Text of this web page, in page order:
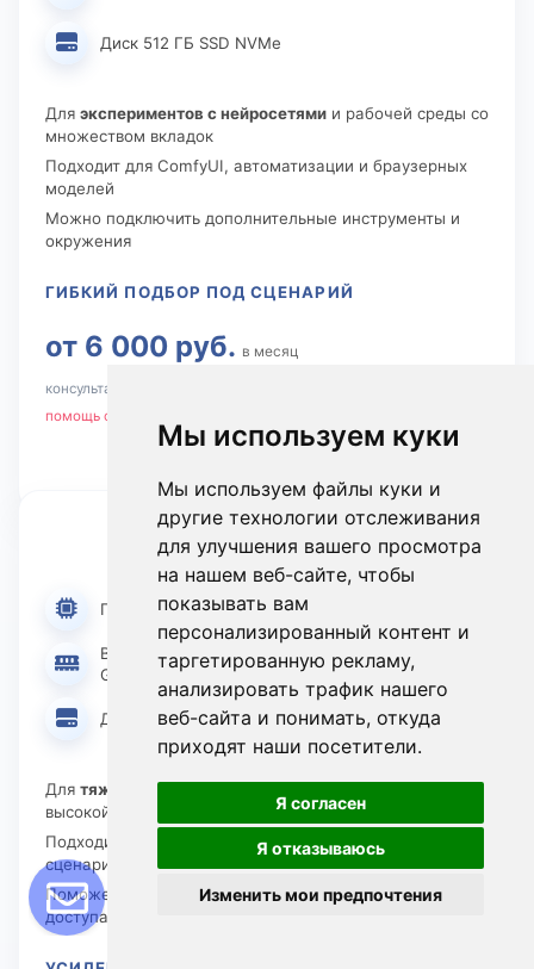
Мы используем куки
Мы используем файлы куки и
другие технологии отслеживания
для улучшения вашего просмотра
на нашем веб-сайте, чтобы
показывать вам
персонализированный контент и
таргетированную рекламу,
анализировать трафик нашего
веб-сайта и понимать, откуда
приходят наши посетители.
Я согласен
Я отказываюсь
Изменить мои предпочтения
Диск 512 ГБ SSD NVMe
Для экспериментов с нейросетями и рабочей среды со
множеством вкладок
Подходит для ComfyUI, автоматизации и браузерных
моделей
Можно подключить дополнительные инструменты и
окружения
ГИБКИЙ ПОДБОР ПОД СЦЕНАРИЙ
от 6 000 руб. в месяц
консультация по конфигурации
помощь с запуском и поддержкой
AI Max
Процессор i9-13900
Видеокарта Nvidia RTX™ 4000 SFF Ada
Generation и выше
Диск NVMe под проект
Для тяжелых нейросетевых и ML задач
высокой нагрузки
Подходит для больших проектов, моделей и GPU-
сценариев
Поможем подобрать производительность и формат
доступа